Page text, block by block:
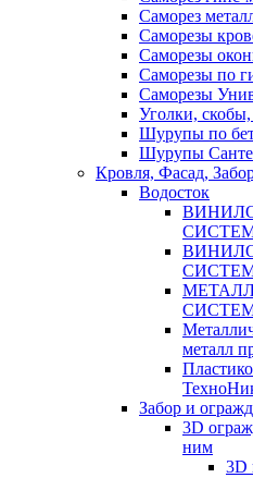
Саморез
Саморезы
Саморезы
Саморезы по
Саморезы
Уголки,
Шурупы по
Шурупы
Кровля, Фасад,
Водосток
металл
Забор и
3D
ним
3D